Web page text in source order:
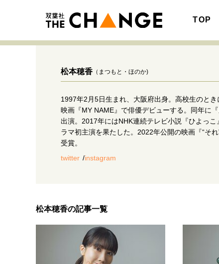
TOP
SPECIAL 注目の記事テーマで探す
サイトの核・哲学
経営・ビジネス
マインドセット
松本穂香 （まつもと・ほのか)
1997年2月5日生まれ、大阪府出身。高校生のと
映画『MY NAME』で俳優デビューする。同年に
出演。2017年にはNHK連続テレビ小説『ひよっ
ラマ初主演を果たした。2022年公開の映画『“そ
受賞。
twitter
instagram
松本穂香の記事一覧